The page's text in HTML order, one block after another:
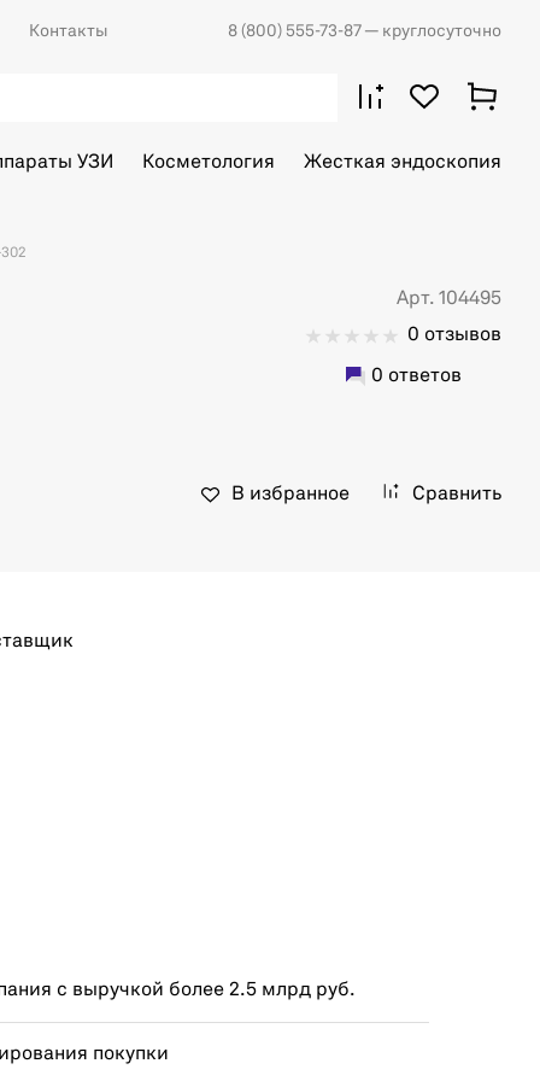
Контакты 8 (800) 555-73-87 — круглосуточно
УЗИ Косметология Жесткая эндоскопия
Арт. 104495
0 отзывов
0 ответов
В избранное Сравнить
с выручкой более 2.5 млрд руб.
покупки